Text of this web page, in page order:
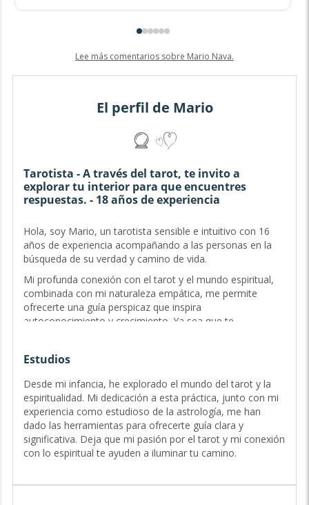
Lee más comentarios sobre Mario Nava.
El perfil de Mario
Tarotista - A través del tarot, te invito a
explorar tu interior para que encuentres
respuestas. - 18 años de experiencia
Hola, soy Mario, un tarotista sensible e intuitivo con 16
años de experiencia acompañando a las personas en la
búsqueda de su verdad y camino de vida.
Mi profunda conexión con el tarot y el mundo espiritual,
combinada con mi naturaleza empática, me permite
ofrecerte una guía perspicaz que inspira
autoconocimiento y crecimiento. Ya sea que te
caminar contigo en cada paso de tu viaje. Conmigo, no
descubrirás un espacio sagrado para explorar tu sabiduría
interior.
Mi propia exploración del tarot y la espiritualidad me han
llevado a entender los misterios de la vida, y ahora
comparto contigo esta guía para que también encuentres
A través de la sabiduría de los arcanos, y mi experiencia
Estudios
Desde mi infancia, he explorado el mundo del tarot y la
espiritualidad. Mi dedicación a esta práctica, junto con mi
experiencia como estudioso de la astrología, me han
dado las herramientas para ofrecerte guía clara y
significativa. Deja que mi pasión por el tarot y mi conexión
con lo espiritual te ayuden a iluminar tu camino.